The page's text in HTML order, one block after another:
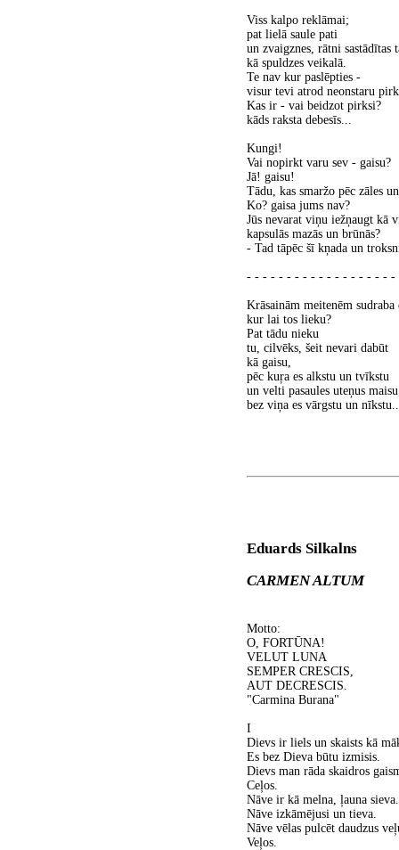
Viss kalpo reklāmai;
pat lielā saule pati
un zvaigznes, rātni sastādītas
kā spuldzes veikalā.
Te nav kur paslēpties -
visur tevi atrod neonstaru
Kas ir - vai beidzot pirksi?
kāds raksta debesīs...
Kungi!
Vai nopirkt varu sev - gaisu?
Jā! gaisu!
Tādu, kas smaržo pēc zāles
Ko? gaisa jums nav?
Jūs nevarat viņu iežņaugt kā
kapsulās mazās un brūnās?
- Tad tāpēc šī kņada un
- - - - - - - - - - - - - - - - - - -
Krāsainām meitenēm
kur lai tos lieku?
Pat tādu nieku
tu, cilvēks, šeit nevari dabūt
kā gaisu,
pēc kuŗa es alkstu un tvīkstu
un velti pasaules uteņus
bez viņa es vārgstu un
Eduards Silkalns
CARMEN ALTUM
Motto:
O, FORTŪNA!
VELUT LUNA
SEMPER CRESCIS,
AUT DECRESCIS.
"Carmina Burana"
I
Dievs ir liels un skaists kā
Es bez Dieva būtu izmisis.
Dievs man rāda skaidros
Ceļos.
Nāve ir kā melna, ļauna sieva.
Nāve izkāmējusi un tieva.
Nāve vēlas pulcēt daudzus
Veļos.